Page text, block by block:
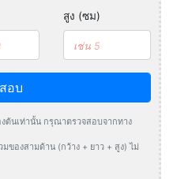
สูง (ซม)
อบ
ต้นเท่านั้น กรุณาตรวจสอบจากทาง
ของสามด้าน (กว้าง + ยาว + สูง) ไม่